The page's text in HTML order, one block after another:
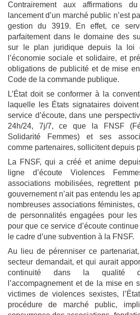
Contrairement aux affirmations
lancement d’un marché public n’est
gestion du 3919. En effet, ce
parfaitement dans le domaine des
sur le plan juridique depuis la loi
l’économie sociale et solidaire, et
obligations de publicité et de mise
Code de la commande publique.
L’État doit se conformer à la
laquelle les États signataires
service d’écoute, dans une
24h/24, 7j/7, ce que la FNSF
Solidarité Femmes) et ses
comme partenaires, sollicitent depuis
La FNSF, qui a créé et anime
ligne d’écoute Violences
associations mobilisées, regrettent
gouvernement n’ait pas entendu les
nombreuses associations féministes,
de personnalités engagées pour les
pour que ce service d’écoute
le cadre d’une subvention à la FNSF.
Au lieu de pérenniser ce
secteur demandait, et qui aurait
continuité dans la qualité
l’accompagnement et de la mise en
victimes de violences sexistes,
procédure de marché public,